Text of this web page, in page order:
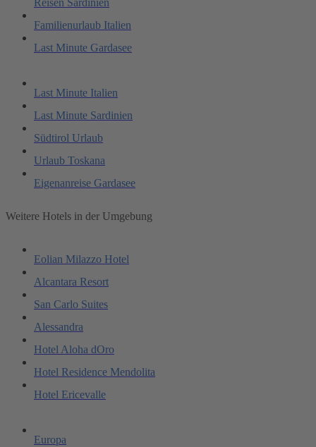
Familienurlaub Italien
Last Minute Gardasee
Last Minute Italien
Last Minute Sardinien
Südtirol Urlaub
Urlaub Toskana
Eigenanreise Gardasee
Weitere Hotels in der Umgebung
Eolian Milazzo Hotel
Alcantara Resort
San Carlo Suites
Alessandra
Hotel Aloha dOro
Hotel Residence Mendolita
Hotel Ericevalle
Europa